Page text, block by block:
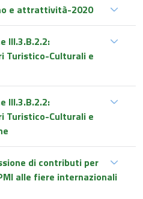
e attrattività-2020
III.3.B.2.2:
Turistico-Culturali e
III.3.B.2.2:
Turistico-Culturali e
di contributi per
alle fiere internazionali